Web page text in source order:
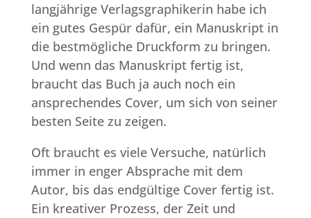
langjährige Verlagsgraphikerin habe ich
ein gutes Gespür dafür, ein Manuskript in
die bestmögliche Druckform zu bringen.
Und wenn das Manuskript fertig ist,
braucht das Buch ja auch noch ein
ansprechendes Cover, um sich von seiner
besten Seite zu zeigen.
Oft braucht es viele Versuche, natürlich
immer in enger Absprache mit dem
Autor, bis das endgültige Cover fertig ist.
Ein kreativer Prozess, der Zeit und